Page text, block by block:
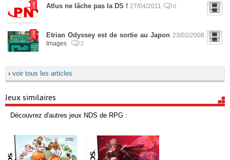
Atlus ne lâche pas la DS ! 27/04/2011 0
Etrian Odyssey est de sortie au Japon 23/02/2008
Images
2
› voir tous les articles
Jeux similaires
Découvrez d'autres jeux NDS de RPG :